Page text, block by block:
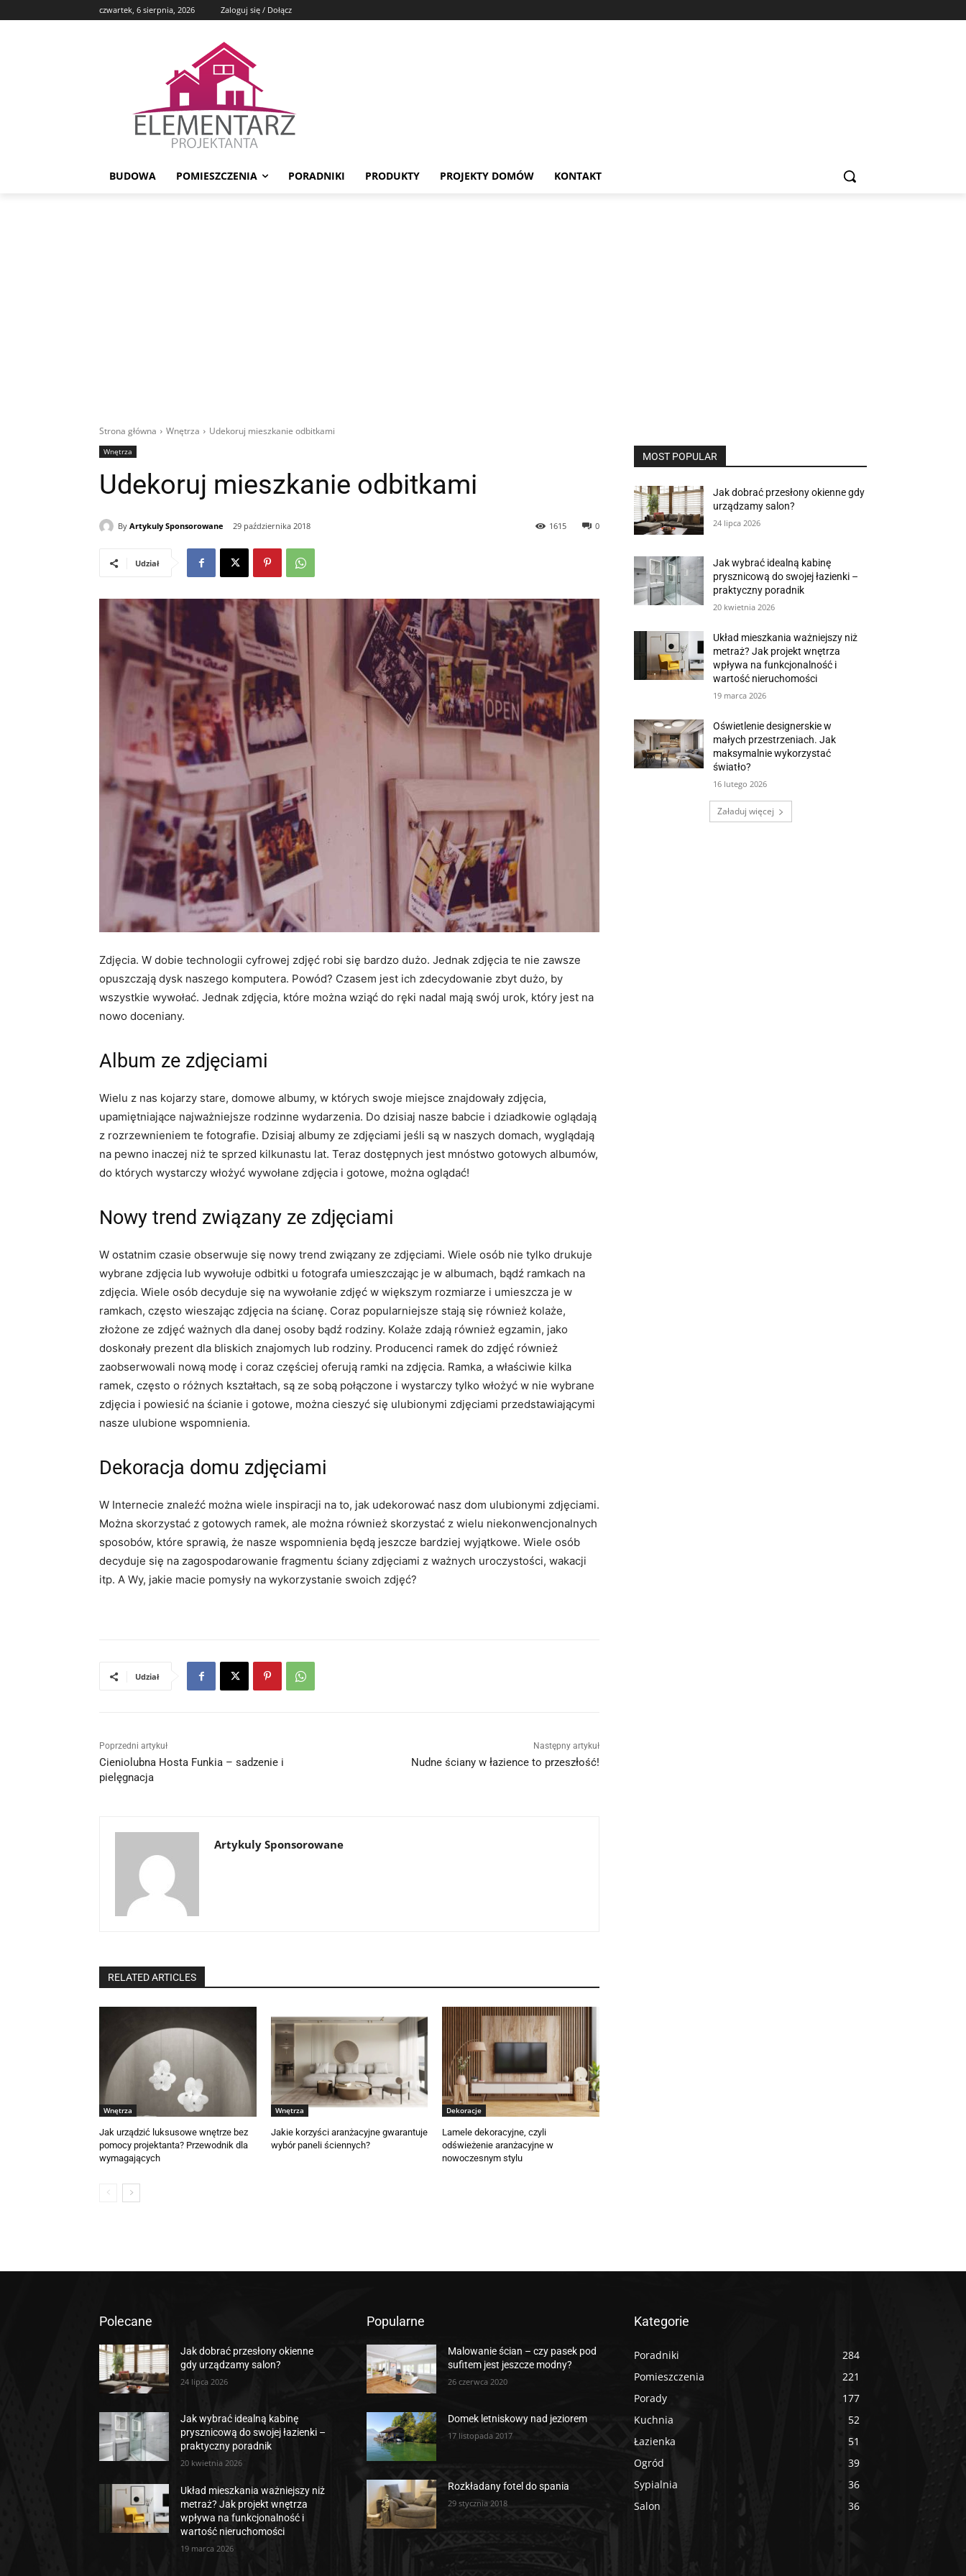
czwartek, 6 sierpnia, 2026 Zaloguj się / Dołącz
BUDOWA POMIESZCZENIA PORADNIKI PRODUKTY PROJEKTY DOMÓW KONTAKT
Strona główna Wnętrza Udekoruj mieszkanie odbitkami
Wnętrza
Udekoruj mieszkanie odbitkami
By Artykuly Sponsorowane 29 października 2018 0
1615
Udział
Zdjęcia. W dobie technologii cyfrowej zdjęć robi się bardzo dużo. Jednak zdjęcia te nie zawsze
opuszczają dysk naszego komputera. Powód? Czasem jest ich zdecydowanie zbyt dużo, by
wszystkie wywołać. Jednak zdjęcia, które można wziąć do ręki nadal mają swój urok, który jest na
nowo doceniany.
Album ze zdjęciami
Wielu z nas kojarzy stare, domowe albumy, w których swoje miejsce znajdowały zdjęcia,
upamiętniające najważniejsze rodzinne wydarzenia. Do dzisiaj nasze babcie i dziadkowie oglądają
z rozrzewnieniem te fotografie. Dzisiaj albumy ze zdjęciami jeśli są w naszych domach, wyglądają
na pewno inaczej niż te sprzed kilkunastu lat. Teraz dostępnych jest mnóstwo gotowych albumów,
do których wystarczy włożyć wywołane zdjęcia i gotowe, można oglądać!
Nowy trend związany ze zdjęciami
W ostatnim czasie obserwuje się nowy trend związany ze zdjęciami. Wiele osób nie tylko drukuje
wybrane zdjęcia lub wywołuje odbitki u fotografa umieszczając je w albumach, bądź ramkach na
zdjęcia. Wiele osób decyduje się na wywołanie zdjęć w większym rozmiarze i umieszcza je w
ramkach, często wieszając zdjęcia na ścianę. Coraz popularniejsze stają się również kolaże,
złożone ze zdjęć ważnych dla danej osoby bądź rodziny. Kolaże zdają również egzamin, jako
doskonały prezent dla bliskich znajomych lub rodziny. Producenci ramek do zdjęć również
zaobserwowali nową modę i coraz częściej oferują ramki na zdjęcia. Ramka, a właściwie kilka
ramek, często o różnych kształtach, są ze sobą połączone i wystarczy tylko włożyć w nie wybrane
zdjęcia i powiesić na ścianie i gotowe, można cieszyć się ulubionymi zdjęciami przedstawiającymi
nasze ulubione wspomnienia.
Dekoracja domu zdjęciami
W Internecie znaleźć można wiele inspiracji na to, jak udekorować nasz dom ulubionymi zdjęciami.
Można skorzystać z gotowych ramek, ale można również skorzystać z wielu niekonwencjonalnych
sposobów, które sprawią, że nasze wspomnienia będą jeszcze bardziej wyjątkowe. Wiele osób
decyduje się na zagospodarowanie fragmentu ściany zdjęciami z ważnych uroczystości, wakacji
itp. A Wy, jakie macie pomysły na wykorzystanie swoich zdjęć?
Udział
Poprzedni artykuł
Cieniolubna Hosta Funkia – sadzenie i
pielęgnacja
Następny artykuł
Nudne ściany w łazience to przeszłość!
Artykuly Sponsorowane
RELATED ARTICLES
Wnętrza
Jak urządzić luksusowe wnętrze bez
pomocy projektanta? Przewodnik dla
wymagających
Wnętrza
Jakie korzyści aranżacyjne gwarantuje
wybór paneli ściennych?
Dekoracje
Lamele dekoracyjne, czyli
odświeżenie aranżacyjne w
nowoczesnym stylu
MOST POPULAR
Jak dobrać przesłony okienne gdy
urządzamy salon?
24 lipca 2026
Jak wybrać idealną kabinę
prysznicową do swojej łazienki –
praktyczny poradnik
20 kwietnia 2026
Układ mieszkania ważniejszy niż
metraż? Jak projekt wnętrza
wpływa na funkcjonalność i
wartość nieruchomości
19 marca 2026
Oświetlenie designerskie w
małych przestrzeniach. Jak
maksymalnie wykorzystać
światło?
16 lutego 2026
Załaduj więcej
Polecane
Jak dobrać przesłony okienne
gdy urządzamy salon?
24 lipca 2026
Jak wybrać idealną kabinę
prysznicową do swojej łazienki –
praktyczny poradnik
20 kwietnia 2026
Układ mieszkania ważniejszy niż
metraż? Jak projekt wnętrza
wpływa na funkcjonalność i
wartość nieruchomości
19 marca 2026
Popularne
Malowanie ścian – czy pasek pod
sufitem jest jeszcze modny?
26 czerwca 2020
Domek letniskowy nad jeziorem
17 listopada 2017
Rozkładany fotel do spania
29 stycznia 2018
Kategorie
Poradniki
284
Pomieszczenia
221
Porady
177
Kuchnia
52
Łazienka
51
Ogród
39
Sypialnia
36
Salon
36